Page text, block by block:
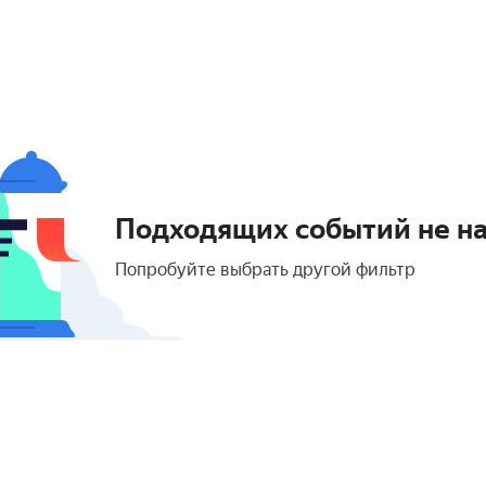
Подходящих событий не
Попробуйте выбрать другой фильтр